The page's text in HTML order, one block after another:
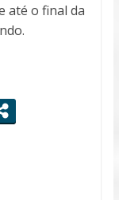
até o final da